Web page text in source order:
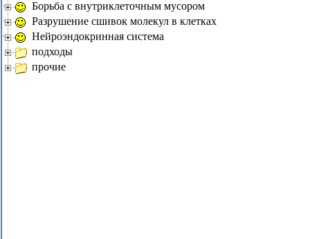
Борьба с внутриклеточным мусором
Разрушение сшивок молекул в клетках
Нейроэндокринная система
подходы
прочие